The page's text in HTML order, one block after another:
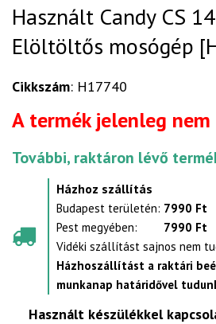
Használt Candy CS
Elöltöltős mosógép
Cikkszám: H17740
A termék jelenleg
További, raktáron lévő
Házhoz szállítás
Budapest területén: 7990 Ft
Pest megyében:
7990 Ft
Vidéki szállítást sajnos nem
Házhoszállítást a raktári
munkanap határidővel
Használt készülékkel